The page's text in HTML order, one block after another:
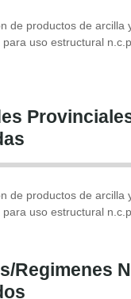
de productos de arcilla
uso estructural n.c.p.
de productos de arcilla
uso estructural n.c.p.
Regimenes